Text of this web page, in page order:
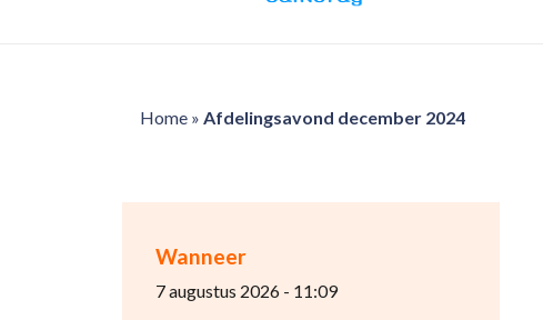
Home» Afdelingsavond december 2024
Wanneer
7 augustus 2026 - 11:09